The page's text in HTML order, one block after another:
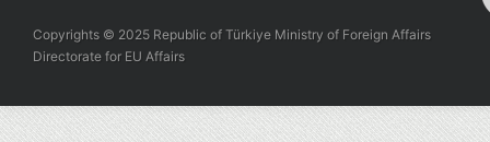
Copyrights © 2025 Republic of Türkiye Ministry of Foreign Affairs
Directorate for EU Affairs